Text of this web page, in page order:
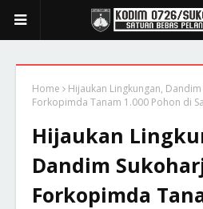
Home
Hijaukan Lingkungan,
Forkopimda Tanam 1.000 Pohon di
Hijaukan
Dandim
Forkopimda